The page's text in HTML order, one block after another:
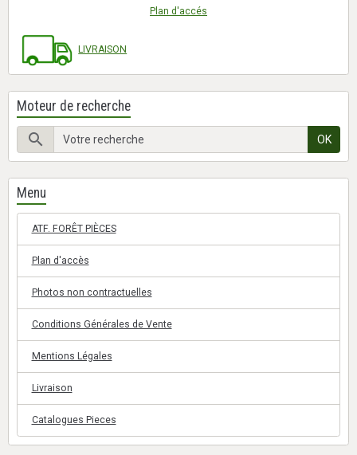
Plan d'accés
LIVRAISON
Moteur de recherche
OK
Menu
ATF. FORÊT PIÈCES
Plan d'accès
Photos non contractuelles
Conditions Générales de Vente
Mentions Légales
Livraison
Catalogues Pieces